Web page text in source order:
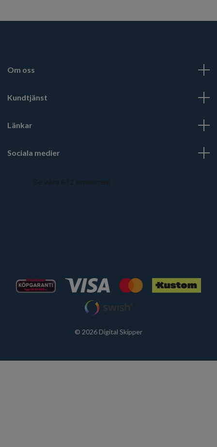
Om oss
Kundtjänst
Länkar
Sociala medier
© 2026 Digital Skipper